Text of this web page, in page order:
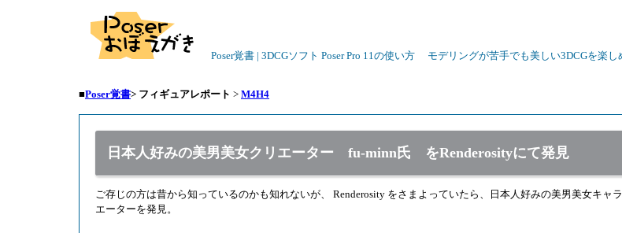
Poser覚書 | 3DCGソフト Poser Pro 11の使い方 モデリングが苦手でも美しい3DCGを楽し
■Poser覚書> フィギュアレポート > M4H4
日本人好みの美男美女クリエーター fu-minn氏 をRenderosityにて発見
ご存じの方は昔から知っているのかも知れないが、 Renderosity をさまよっていたら、日本人好みの美男美女キャ
エーターを発見。